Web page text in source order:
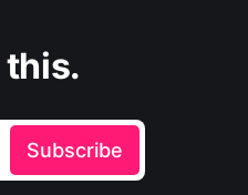
this.
Subscribe